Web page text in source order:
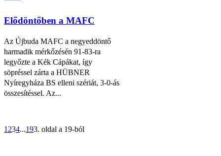
Elődöntőben a MAFC
Az Újbuda MAFC a negyeddöntő
harmadik mérkőzésén 91-83-ra
legyőzte a Kék Cápákat, így
söpréssel zárta a HÜBNER
Nyíregyháza BS elleni szériát, 3-0-ás
összesítéssel. Az...
1 234...193. oldal a 19-ból